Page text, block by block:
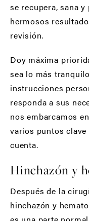
se recupera, sana
hermosos
revisión.
Doy máxima
sea lo más
instrucciones
responda a sus
nos embarcamos
varios puntos
cuenta.
Hinchazón y
Después de la
hinchazón y